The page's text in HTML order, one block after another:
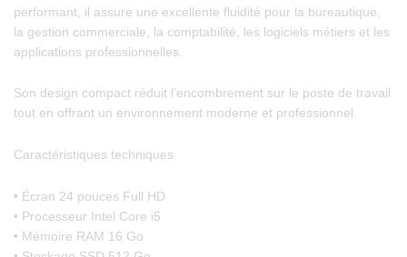
performant, il assure une excellente fluidité pour la bureautique,
la gestion commerciale, la comptabilité, les logiciels métiers et les
applications professionnelles.
Son design compact réduit l’encombrement sur le poste de travail
tout en offrant un environnement moderne et professionnel.
Caractéristiques techniques
• Écran 24 pouces Full HD
• Processeur Intel Core i5
• Mémoire RAM 16 Go